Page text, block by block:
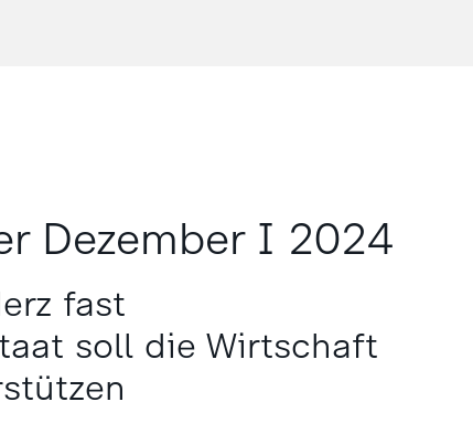
Dezember I 2024
fast
soll die Wirtschaft